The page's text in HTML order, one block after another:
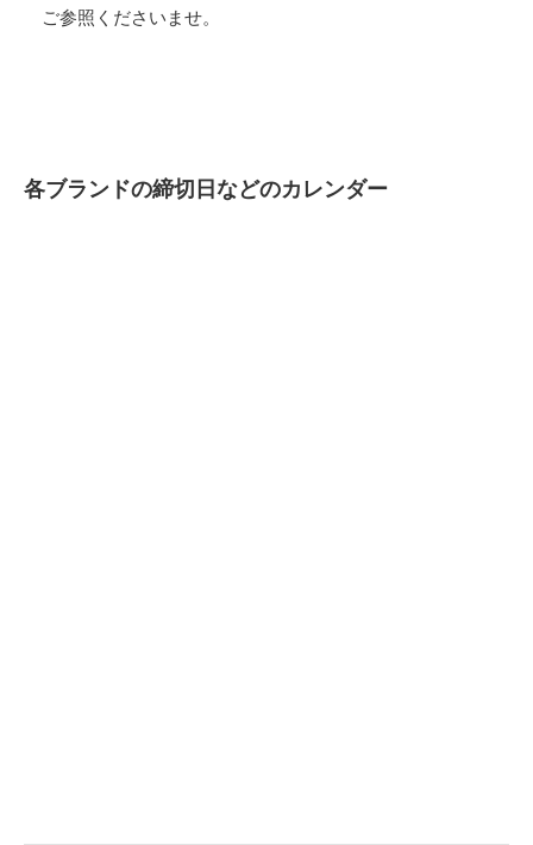
ご参照くださいませ。
各ブランドの締切日などのカレンダー